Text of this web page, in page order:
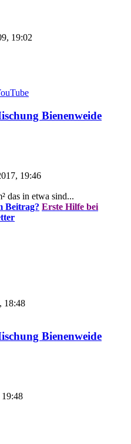
19:02
Bienenweide
19:46
das in etwa sind...
Beitrag? Erste Hilfe bei
18:48
Bienenweide
19:48